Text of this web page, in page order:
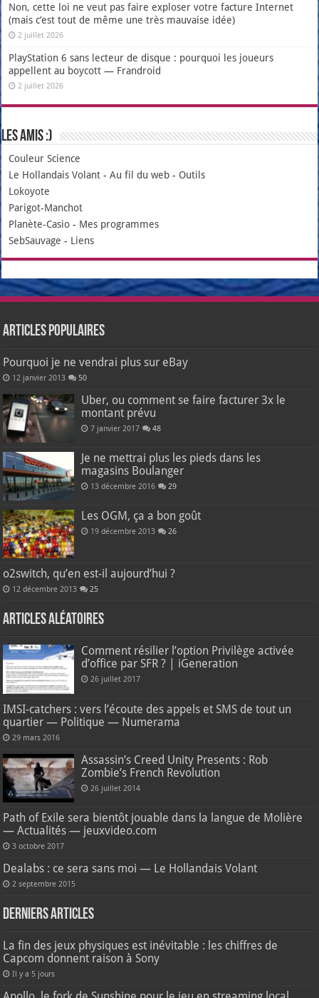
Non, cette loi ne veut pas faire exploser votre facture Internet
(mais c’est tout de même une très mauvaise idée)
2 juillet 2026
PlayStation 6 sans lecteur de disque : pourquoi les joueurs
appellent au boycott — Frandroid
2 juillet 2026
Les amis :)
Couleur Science
Le Hollandais Volant -Au fil du web - Outils
Lokoyote
Parigot-Manchot
Planète-Casio - Mes programmes
SebSauvage - Liens
Articles populaires
Pourquoi je ne vendrai plus sur eBay
12 janvier 2013 50
Uber, ou comment se faire facturer 3x le
montant prévu
7 janvier 2017 48
Je ne mettrai plus les pieds dans les
magasins Boulanger
13 décembre 2016 29
Les OGM, ça a bon goût
19 décembre 2013 26
o2switch, qu’en est-il aujourd’hui ?
12 décembre 2013 25
Articles aléatoires
Comment résilier l’option Privilège activée
d’office par SFR ? | iGeneration
26 juillet 2017
IMSI-catchers : vers l’écoute des appels et SMS de tout un
quartier — Politique — Numerama
29 mars 2016
Assassin’s Creed Unity Presents : Rob
Zombie’s French Revolution
26 juillet 2014
Path of Exile sera bientôt jouable dans la langue de Molière
— Actualités — jeuxvideo.com
3 octobre 2017
Dealabs : ce sera sans moi — Le Hollandais Volant
2 septembre 2015
Derniers articles
La fin des jeux physiques est inévitable : les chiffres de
Capcom donnent raison à Sony
Il y a 5 jours